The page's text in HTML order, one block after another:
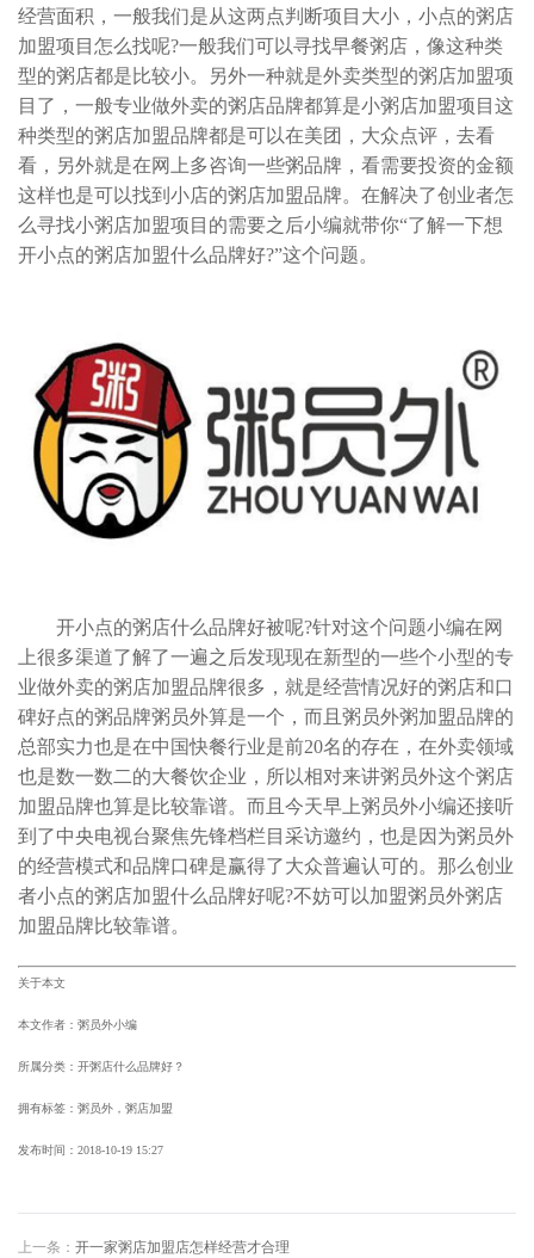
经营面积，一般我们是从这两点判断项目大小，小点的粥店
加盟项目怎么找呢?一般我们可以寻找早餐粥店，像这种类
型的粥店都是比较小。另外一种就是外卖类型的粥店加盟项
目了，一般专业做外卖的粥店品牌都算是小粥店加盟项目这
种类型的粥店加盟品牌都是可以在美团，大众点评，去看
看，另外就是在网上多咨询一些粥品牌，看需要投资的金额
这样也是可以找到小店的粥店加盟品牌。在解决了创业者怎
么寻找小粥店加盟项目的需要之后小编就带你“了解一下想
开小点的粥店加盟什么品牌好?”这个问题。
开小点的粥店什么品牌好被呢?针对这个问题小编在网
上很多渠道了解了一遍之后发现现在新型的一些个小型的专
业做外卖的粥店加盟品牌很多，就是经营情况好的粥店和口
碑好点的粥品牌粥员外算是一个，而且粥员外粥加盟品牌的
总部实力也是在中国快餐行业是前20名的存在，在外卖领域
也是数一数二的大餐饮企业，所以相对来讲粥员外这个粥店
加盟品牌也算是比较靠谱。而且今天早上粥员外小编还接听
到了中央电视台聚焦先锋档栏目采访邀约，也是因为粥员外
的经营模式和品牌口碑是赢得了大众普遍认可的。那么创业
者小点的粥店加盟什么品牌好呢?不妨可以加盟粥员外粥店
加盟品牌比较靠谱。
关于本文
本文作者：粥员外小编
所属分类：开粥店什么品牌好？
拥有标签：粥员外，粥店加盟
发布时间： 2018-10-19 15:27
上一条： 开一家粥店加盟店怎样经营才合理